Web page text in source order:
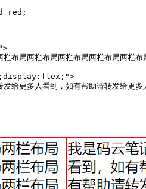
red;
布局两栏布局两栏布局两栏布局两栏
给更多人看到，如有帮助请转发给更